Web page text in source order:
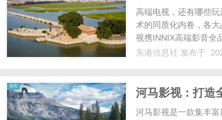
行业大奖
高端电视，还有哪些
术的同质化内卷，各
视携INNIX高端影音全
电视市场给出了全新
东港信息社 发布于
资讯
河马影视：打造
河马影视是一款集丰